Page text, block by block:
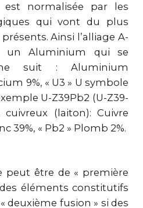
normalisée par les
qui vont du plus
Ainsi l’alliage A-
un Aluminium qui se
suit : Aluminium
9%, « U3 » U symbole
U-Z39Pb2 (U-Z39-
(laiton): Cuivre
39%, « Pb2 » Plomb 2%.
peut être de « première
éléments constitutifs
deuxième fusion » si des